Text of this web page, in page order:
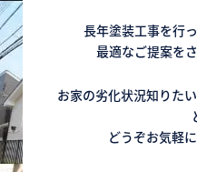
【外壁が色あせてき
の？まだ大丈夫？の
2020年10月10日
【屋根の名称をご紹
長年塗装工事を行
最適なご提案を
お家の劣化状況知りた
どうぞお気軽